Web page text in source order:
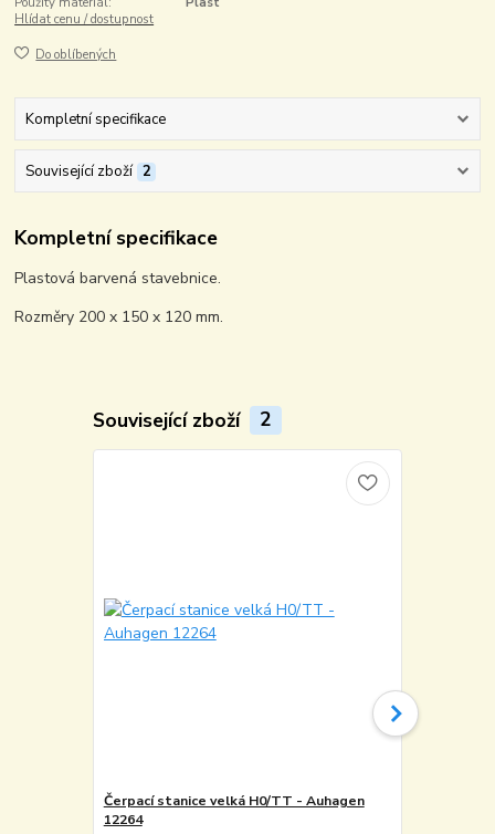
Hlídat cenu / dostupnost
Do oblíbených
Kompletní specifikace
Související zboží 2
Kompletní specifikace
Plastová barvená stavebnice.
Rozměry 200 x 150 x 120 mm.
Související zboží 2
Čerpací stanice velká H0/TT - Auhagen
12264